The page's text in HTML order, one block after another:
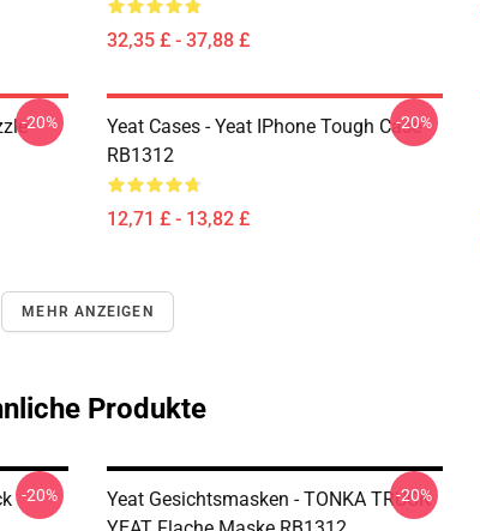
32,35 £ - 37,88 £
-20%
Yeat Cases - Yeat IPhone Tough Case
RB1312
12,71 £ - 13,82 £
-20%
MEHR ANZEIGEN
Produkte
-20%
Yeat Gesichtsmasken - TONKA TRUCK
-20%